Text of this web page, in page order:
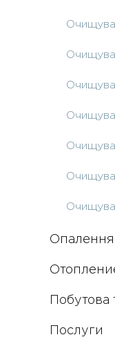
Опалення
Побутова
Послуги